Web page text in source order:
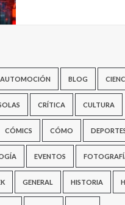
AUTOMOCIÓN BLOG
CRÍTICA CULTURA
CÓMICS CÓMO
EVENTOS
GENERAL HISTORIA